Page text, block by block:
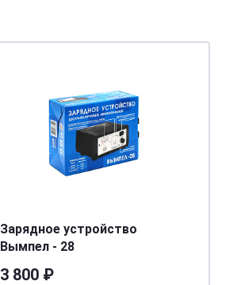
Зарядное устройство
Вымпел - 28
3 800 ₽